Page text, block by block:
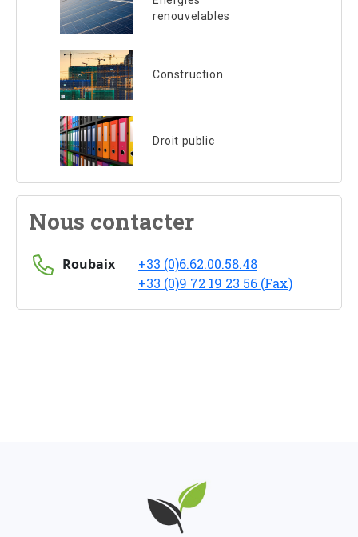
renouvelables
Construction
Droit public
Nous contacter
Roubaix
+33 (0)6.62.00.58.48
+33 (0)9 72 19 23 56 (Fax)